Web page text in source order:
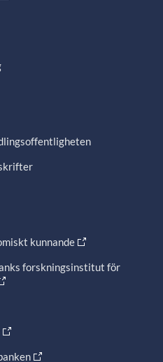
kunnande
forskningsinstitut för